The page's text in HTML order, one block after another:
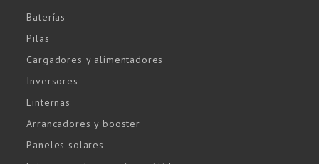
Baterías
Pilas
Cargadores y alimentadores
Inversores
Linternas
Arrancadores y booster
Paneles solares